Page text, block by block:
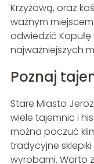
Krzyżową, oraz
ważnym
odwiedzić
najważniejszych
Poznaj
Stare Miasto
wiele tajemnic i
można poczuć
tradycyjne
wyrobami. Warto